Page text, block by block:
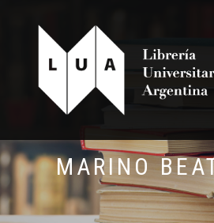
MARINO